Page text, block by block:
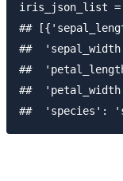
iris_json_list
##
##
##
##